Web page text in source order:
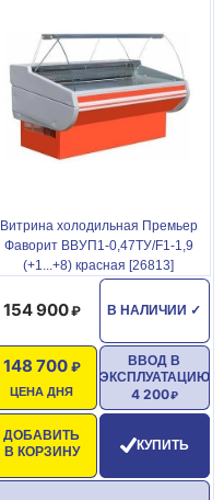
Витрина холодильная Премьер
Фаворит ВВУП1-0,47ТУ/F1-1,9
(+1...+8) красная [26813]
В НАЛИЧИИ ✓
154 900
ЦЕНА ДНЯ
148 700
ДОБАВИТЬ
В КОРЗИНУ
ВВОД В
ЭКСПЛУАТАЦИЮ
4 200
КУПИТЬ